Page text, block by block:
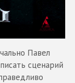
Павел
сценарий